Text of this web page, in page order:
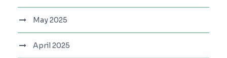
May 2025
April 2025